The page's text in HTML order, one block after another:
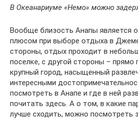
В Океанариуме «Немо» можно
Вообще близость Анапы является
плюсом при выборе отдыха в
стороны, отдых проходит в
поселке, с другой стороны –
крупный город, насыщенный
интересными
посмотреть в Анапе и где в ней
почитать здесь. А о том, в какие
лучше сходить, можно посмотреть